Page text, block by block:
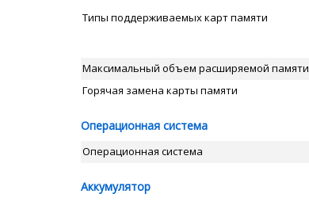
Типы поддерживаемых карт памяти
Максимальный объем расширяемой памяти
Горячая замена карты памяти
Операционная система
Операционная система
Аккумулятор